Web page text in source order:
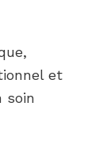
et
soin